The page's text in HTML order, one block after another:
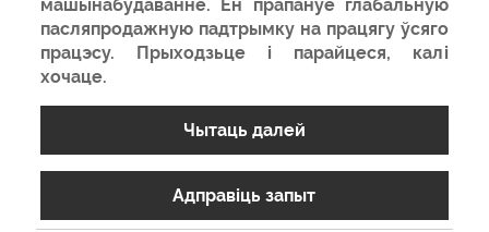
машынабудаванне. Ён прапануе глабальную
пасляпродажную падтрымку на працягу ўсяго
працэсу. Прыходзьце і парайцеся, калі
хочаце.
Чытаць далей
Адправіць запыт